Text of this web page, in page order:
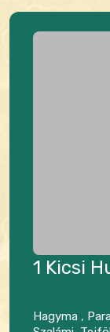
1 Kicsi
Hagyma ,